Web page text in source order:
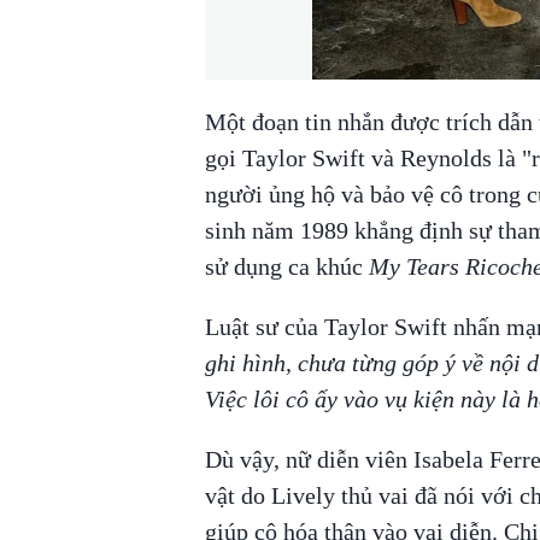
Một đoạn tin nhắn được trích
gọi Taylor Swift và Reynolds là
người ủng hộ và bảo vệ cô trong
sinh năm 1989 khẳng định sự
sử dụng ca khúc My Tears
Luật sư của Taylor Swift nhấn
ghi hình, chưa từng góp ý về nội
Việc lôi cô ấy vào vụ kiện này là
Dù vậy, nữ diễn viên Isabela
vật do Lively thủ vai đã nói với
giúp cô hóa thân vào vai diễn.